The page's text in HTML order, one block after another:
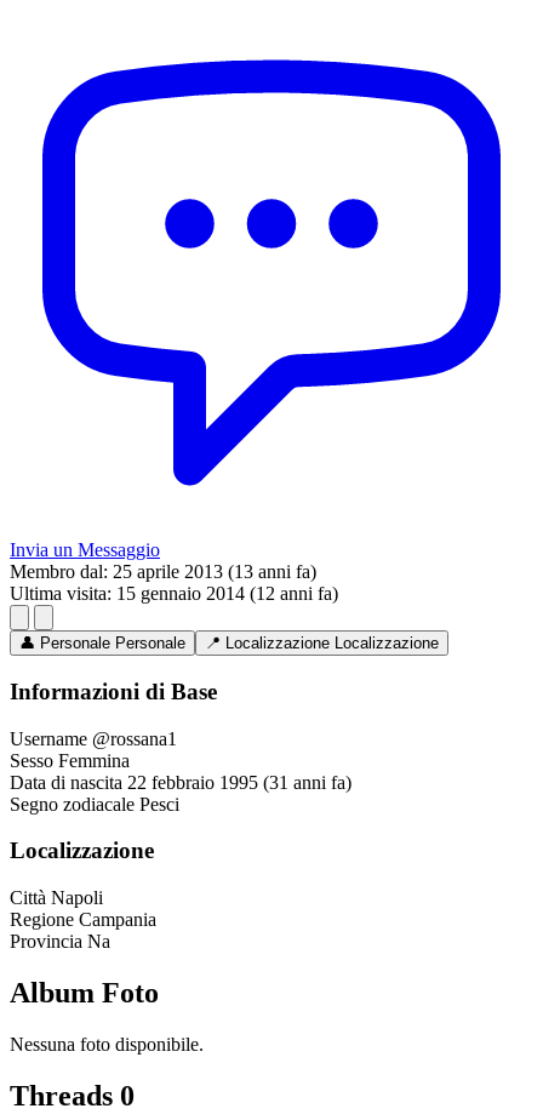
Invia un Messaggio
Membro dal: 25 aprile 2013 (13 anni fa)
Ultima visita: 15 gennaio 2014 (12 anni fa)
👤 Personale Personale 📍 Localizzazione Localizzazione
Informazioni di Base
Username @rossana1
Sesso Femmina
Data di nascita 22 febbraio 1995 (31 anni fa)
Segno zodiacale Pesci
Localizzazione
Città Napoli
Regione Campania
Provincia Na
Album Foto
Nessuna foto disponibile.
Threads 0